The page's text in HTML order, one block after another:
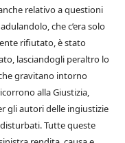
relativo a questioni
che c’era solo
rifiutato, è stato
lasciandogli peraltro lo
gravitano intorno
alla Giustizia,
gli autori delle ingiustizie
Tutte queste